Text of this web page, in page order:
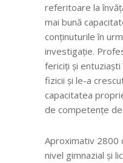
referitoare la
mai bună
conținuturile în
investigație.
fericiți și
fizicii și le-a
capacitatea
de competențe
Aproximativ 2800
nivel gimnazial și